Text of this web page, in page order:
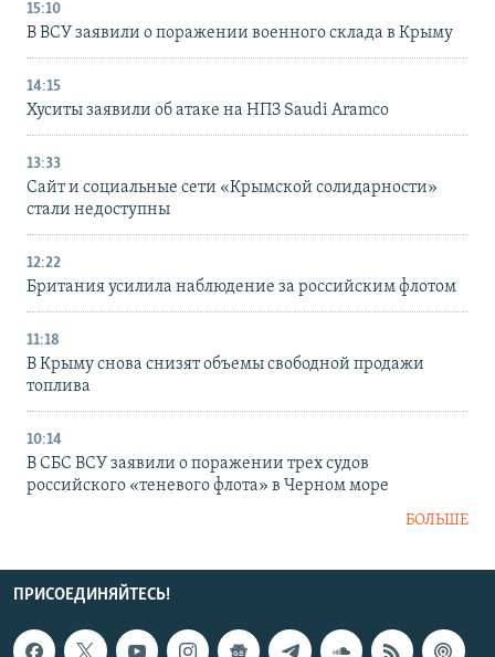
15:10
В ВСУ заявили о поражении военного склада в Крыму
14:15
Хуситы заявили об атаке на НПЗ Saudi Aramco
13:33
Сайт и социальные сети «Крымской солидарности»
стали недоступны
12:22
Британия усилила наблюдение за российским флотом
11:18
В Крыму снова снизят объемы свободной продажи
топлива
10:14
В СБС ВСУ заявили о поражении трех судов
российского «теневого флота» в Черном море
БОЛЬШЕ
ПРИСОЕДИНЯЙТЕСЬ!